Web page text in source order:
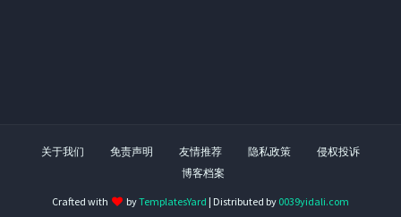
关于我们 免责声明 友情推荐 隐私政策
侵权投诉
博客档案
Crafted with byTemplatesYard | Distributed by 0039yidali.com